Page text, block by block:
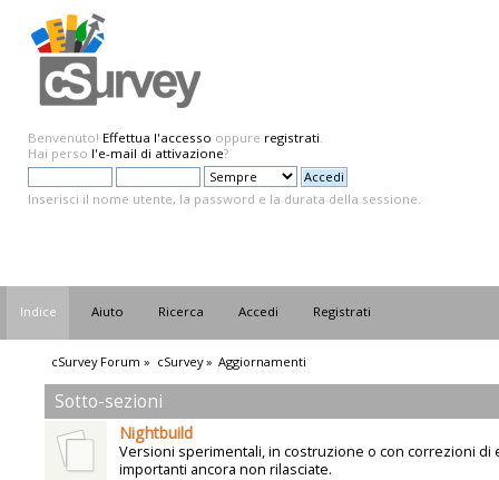
Benvenuto! Effettua l'accesso oppure registrati.
Hai perso l'e-mail di attivazione?
Inserisci il nome utente, la password e la durata della sessione.
Indice Aiuto Ricerca Accedi Registrati
cSurvey Forum » cSurvey» Aggiornamenti
Sotto-sezioni
Nightbuild
Versioni sperimentali, in costruzione o con correzioni di
importanti ancora non rilasciate.